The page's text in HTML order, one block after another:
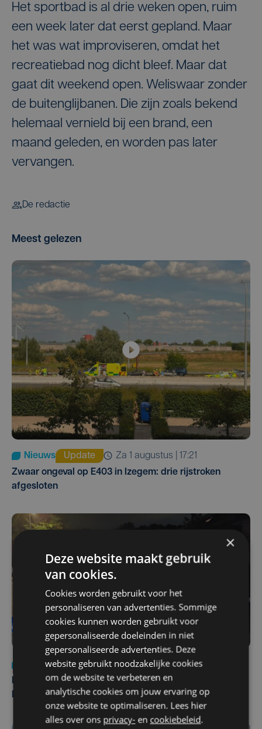
Het sportbad is al drie weken open, ruim
een week later dat eerst gepland. Maar
het was wat improviseren, omdat het
recreatiebad nog dicht bleef. Maar dat
gaat dit weekend open. Weliswaar zonder
de buitenglijbanen. Die zijn zoals bekend
helemaal vernield bij een brand, een
maand geleden, en worden pas later
vervangen.
De redactie
Meest gelezen
Nieuws Update
za 1 augustus | 17:21
Zwaar ongeval op E403 in Izegem: drie rijstroken
afgesloten
Nieuws
di 4 augustus | 09:32
Man en vrouw dood aangetroffen in woning in Sint-
Pieters Brugge
×
Deze website maakt gebruik
van cookies.
Cookies worden gebruikt voor het
personaliseren van advertenties. Sommige
cookies kunnen worden gebruikt voor
gepersonaliseerde doeleinden in niet
gepersonaliseerde advertenties. Deze
website gebruikt noodzakelijke cookies
om de website te verbeteren en
analytische cookies om jouw ervaring op
onze website te optimaliseren. Lees hier
alles over ons privacy- en cookiebeleid.